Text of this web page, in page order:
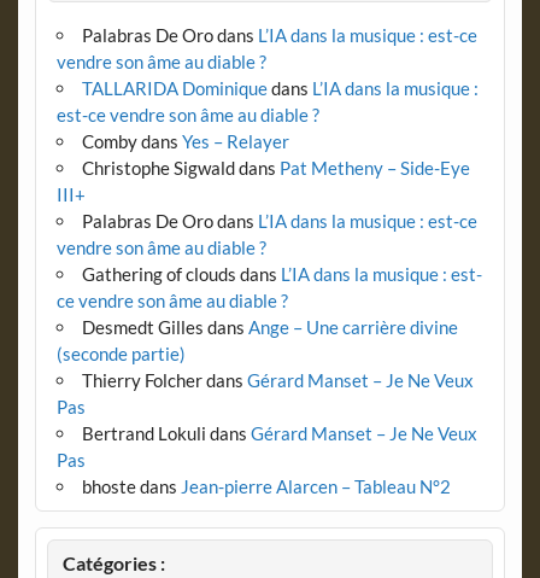
Palabras De Orodans L’IA dans la musique : est-ce
vendre son âme au diable ?
TALLARIDA Dominiquedans L’IA dans la musique :
est-ce vendre son âme au diable ?
Combydans Yes – Relayer
Christophe Sigwalddans Pat Metheny – Side-Eye
III+
Palabras De Orodans L’IA dans la musique : est-ce
vendre son âme au diable ?
Gathering of clouds dans L’IA dans la musique : est-
ce vendre son âme au diable ?
Desmedt Gilles dans Ange – Une carrière divine
(seconde partie)
Thierry Folcherdans Gérard Manset – Je Ne Veux
Pas
Bertrand Lokuli dans Gérard Manset – Je Ne Veux
Pas
bhostedans Jean-pierre Alarcen – Tableau N°2
Catégories :